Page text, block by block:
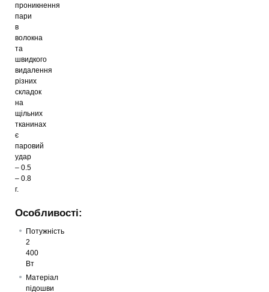
проникнення
пари
в
волокна
та
швидкого
видалення
різних
складок
на
щільних
тканинах
є
паровий
удар
– 0.5
– 0.8
г.
Особливості:
Потужність
2
400
Вт
Матеріал
підошви